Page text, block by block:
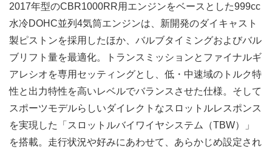
2017年型のCBR1000RR用エンジンをベースとした999cc
水冷DOHC並列4気筒エンジンは、新開発のダイキャスト
製ピストンを採用したほか、バルブタイミングおよびバル
ブリフト量を最適化。トランスミッションとファイナルギ
アレシオを専用セッティングとし、低・中速域のトルク特
性と出力特性を高いレベルでバランスさせた仕様。そして
スポーツモデルらしいダイレクトなスロットルレスポンス
を実現した「スロットルバイワイヤシステム（TBW）」
を搭載。走行状況や好みにあわせて、あらかじめ設定され